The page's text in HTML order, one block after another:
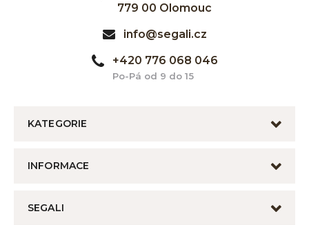
779 00 Olomouc
info@segali.cz
+420 776 068 046
Po-Pá od 9 do 15
KATEGORIE
INFORMACE
SEGALI